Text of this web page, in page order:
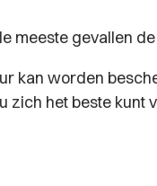
meeste gevallen
kan worden
zich het beste kunt